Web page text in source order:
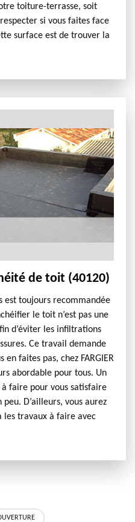
toiture-terrasse, soit
si vous faites face
surface est de trouver la
de toit (40120)
est toujours recommandée
le toit n’est pas une
d’éviter les infiltrations
Ce travail demande
faites pas, chez FARGIER
abordable pour tous. Un
faire pour vous satisfaire
D’ailleurs, vous aurez
travaux à faire avec